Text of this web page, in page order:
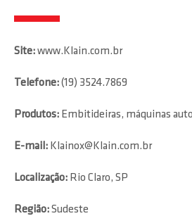
Site:www.Klain.com.br
Telefone:(19) 3524.7869
Produtos: Embitideiras, máquinas
E-mail: Klainox@Klain.com.br
Localização: Rio Claro, SP
Região:Sudeste